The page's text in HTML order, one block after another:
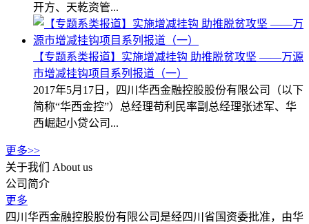
开方、天乾资管...
【专题系类报道】实施增减挂钩 助推脱贫攻坚 ——万源
市增减挂钩项目系列报道（一）
2017年5月17日，四川华西金融控股股份有限公司（以下
简称“华西金控”）总经理苟利民率副总经理张述军、华
西崛起小贷公司...
更多>>
关于我们
About us
公司简介
更多
四川华西金融控股股份有限公司是经四川省国资委批准，由华